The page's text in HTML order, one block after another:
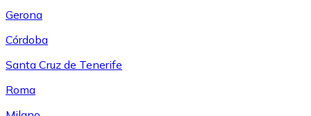
Gerona
Córdoba
Santa Cruz de Tenerife
Roma